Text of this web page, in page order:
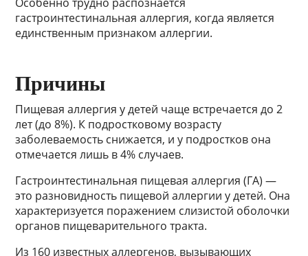
гастроинтестинальная аллергия, когда является
единственным признаком аллергии.
Причины
Пищевая аллергия у детей чаще встречается до 2
лет (до 8%). К подростковому возрасту
заболеваемость снижается, и у подростков она
отмечается лишь в 4% случаев.
Гастроинтестинальная пищевая аллергия (ГА) —
это разновидность пищевой аллергии у детей. Она
характеризуется поражением слизистой оболочки
органов пищеварительного тракта.
Из 160 известных аллергенов, вызывающих